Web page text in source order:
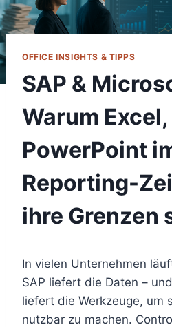
OFFICE INSIGHTS & TIPPS
SAP &
Warum
PowerPoint
Reporting-
ihre Grenzen
In vielen Unternehmen
SAP liefert die Daten – und
liefert die Werkzeuge, um
nutzbar zu machen.